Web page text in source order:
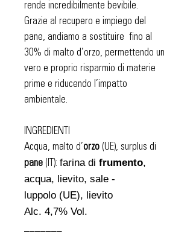
rende incredibilmente bevibile.
Grazie al recupero e impiego del
pane, andiamo a sostituire fino al
30% di malto d’orzo, permettendo un
vero e proprio risparmio di materie
prime e riducendo l’impatto
ambientale.
INGREDIENTI
Acqua, malto d’ orzo (UE), surplus di
pane (IT): farina di frumento,
acqua, lievito, sale -
luppolo (UE), lievito
Alc. 4,7% Vol.